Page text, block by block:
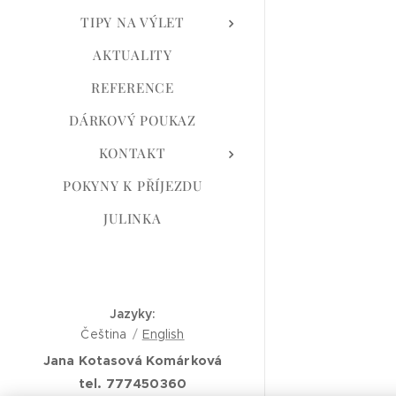
TIPY NA VÝLET
AKTUALITY
REFERENCE
DÁRKOVÝ POUKAZ
KONTAKT
POKYNY K PŘÍJEZDU
JULINKA
Jana Kotasová Komárková
tel. 777450360
Jazyky
Čeština
English